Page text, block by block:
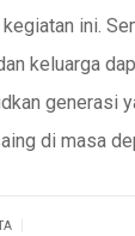
ini.
keluarga
generasi
di masa